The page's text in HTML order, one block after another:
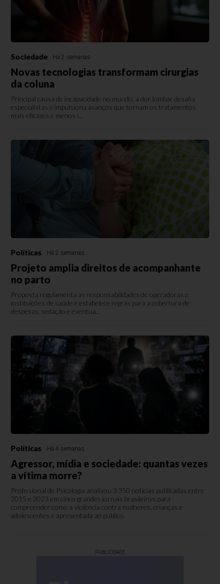
Sociedade Há 2 semanas
Novas tecnologias transformam cirurgias
da coluna
Principal causa de incapacidade no mundo, a dor lombar desafia
especialistas e impulsiona avanços que tornam os tratamentos
mais eficazes e menos i...
Políticas Há 2 semanas
Projeto amplia direitos de acompanhante
no parto
Proposta regulamenta as responsabilidades de operadoras e
instituições de saúde e estabelece regras para a cobertura de
despesas, sedação e eventua...
Políticas Há 4 semanas
Agressor, mídia e sociedade: quantas vezes
a vítima morre?
Profissional de Psicologia analisou 3.350 notícias publicadas entre
2015 e 2023 em cinco grandes jornais brasileiros para
compreender como a violência contra mulheres, crianças e
adolescentes é apresentada ao público.
PUBLICIDADE